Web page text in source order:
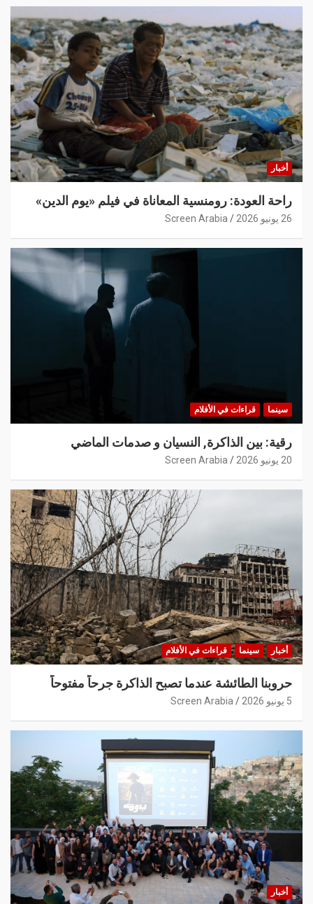
أخبار
راحة العودة: رومنسية المعاناة في فيلم «يوم الدين»
26 يونيو 2026 Screen Arabia
سينما قراءات في الأفلام
رقية: بين الذاكرة, النسيان و صدمات الماضي
20 يونيو 2026 Screen Arabia
أخبار سينما قراءات في الأفلام
حروبنا الطائشة عندما تصبح الذاكرة جرحاً مفتوحاً
5 يونيو 2026 Screen Arabia
أخبار